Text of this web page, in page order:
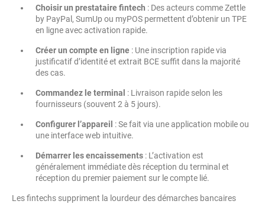
Choisir un prestataire fintech : Des acteurs comme Zettle
by PayPal, SumUp ou myPOS permettent d’obtenir un TPE
en ligne avec activation rapide.
Créer un compte en ligne : Une inscription rapide via
justificatif d’identité et extrait BCE suffit dans la majorité
des cas.
Commandez le terminal : Livraison rapide selon les
fournisseurs (souvent 2 à 5 jours).
Configurer l’appareil : Se fait via une application mobile ou
une interface web intuitive.
Démarrer les encaissements : L’activation est
généralement immédiate dès réception du terminal et
réception du premier paiement sur le compte lié.
Les fintechs suppriment la lourdeur des démarches bancaires